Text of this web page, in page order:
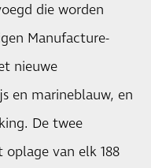
die worden
Manufacture-
nieuwe
en marineblauw, en
De twee
van elk 188